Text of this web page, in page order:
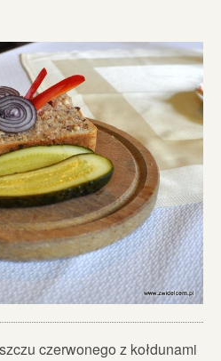
czerwonego z kołdunami